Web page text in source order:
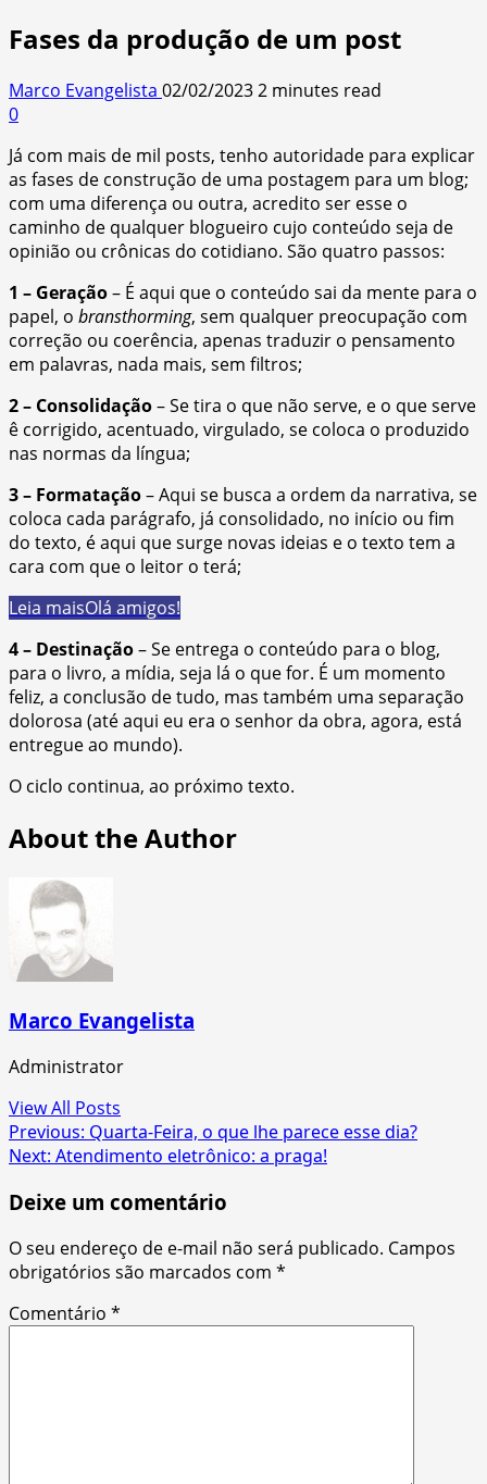
Fases da produção de um post
Marco Evangelista 02/02/20232 minutes read
0
Já com mais de mil posts, tenho autoridade para explicar
as fases de construção de uma postagem para um blog;
com uma diferença ou outra, acredito ser esse o
caminho de qualquer blogueiro cujo conteúdo seja de
opinião ou crônicas do cotidiano. São quatro passos:
1 – Geração– É aqui que o conteúdo sai da mente para o
papel, o bransthorming, sem qualquer preocupação com
correção ou coerência, apenas traduzir o pensamento
em palavras, nada mais, sem filtros;
2 – Consolidação– Se tira o que não serve, e o que serve
ê corrigido, acentuado, virgulado, se coloca o produzido
nas normas da língua;
3 – Formatação– Aqui se busca a ordem da narrativa, se
coloca cada parágrafo, já consolidado, no início ou fim
do texto, é aqui que surge novas ideias e o texto tem a
cara com que o leitor o terá;
Leia maisOlá amigos!
4 – Destinação– Se entrega o conteúdo para o blog,
para o livro, a mídia, seja lá o que for. É um momento
feliz, a conclusão de tudo, mas também uma separação
dolorosa (até aqui eu era o senhor da obra, agora, está
entregue ao mundo).
O ciclo continua, ao próximo texto.
About the Author
Marco Evangelista
Administrator
View All Posts
Post
navigation
Previous: Quarta-Feira, o que lhe parece esse dia?
Next: Atendimento eletrônico: a praga!
Deixe um comentário
O seu endereço de e-mail não será publicado. Campos
obrigatórios são marcados com *
Comentário *